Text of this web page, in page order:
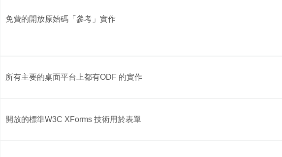
免費的開放原始碼「參考」實作​
所有主要的桌面平台上都有ODF 的實作
開放的標準W3C XForms 技術用於表單